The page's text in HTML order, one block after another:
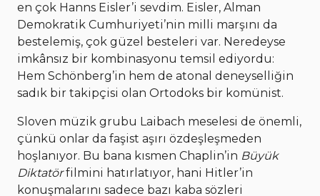
en çok Hanns Eisler’i sevdim. Eisler, Alman
Demokratik Cumhuriyeti’nin milli marşını da
bestelemiş, çok güzel besteleri var. Neredeyse
imkânsız bir kombinasyonu temsil ediyordu:
Hem Schönberg’in hem de atonal deneyselliğin
sadık bir takipçisi olan Ortodoks bir komünist.
Sloven müzik grubu Laibach meselesi de önemli,
çünkü onlar da faşist aşırı özdeşleşmeden
hoşlanıyor. Bu bana kısmen Chaplin’in Büyük
Diktatörfilmini hatırlatıyor, hani Hitler’in
konuşmalarını sadece bazı kaba sözleri